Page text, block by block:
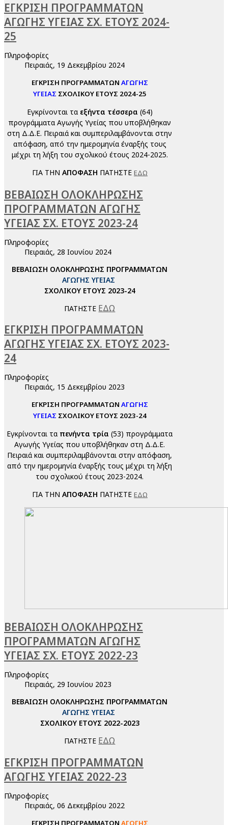
ΕΓΚΡΙΣΗ ΠΡΟΓΡΑΜΜΑΤΩΝ
ΑΓΩΓΗΣ ΥΓΕΙΑΣ ΣΧ. ΕΤΟΥΣ 2024-
25
Πληροφορίες
Πειραιάς, 19 Δεκεμβρίου 2024
ΕΓΚΡΙΣΗ ΠΡΟΓΡΑΜΜΑΤΩΝ ΑΓΩΓΗΣ
ΥΓΕΙΑΣ ΣΧΟΛΙΚΟΥ ΕΤΟΥΣ 2024-25
Εγκρίνονται τα εξήντα τέσσερα (64)
προγράμματα Αγωγής Υγείας που υποβλήθηκαν
στη Δ.Δ.Ε. Πειραιά και συμπεριλαμβάνονται στην
απόφαση, από την ημερομηνία έναρξής τους
μέχρι τη λήξη του σχολικού έτους 2024-2025.
ΓΙΑ ΤΗΝ ΑΠΟΦΑΣΗ ΠΑΤΗΣΤΕ ΕΔΩ
ΒΕΒΑΙΩΣΗ ΟΛΟΚΛΗΡΩΣΗΣ
ΠΡΟΓΡΑΜΜΑΤΩΝ ΑΓΩΓΗΣ
ΥΓΕΙΑΣ ΣΧ. ΕΤΟΥΣ 2023-24
Πληροφορίες
Πειραιάς, 28 Ιουνίου 2024
ΒΕΒΑΙΩΣΗ ΟΛΟΚΛΗΡΩΣΗΣ ΠΡΟΓΡΑΜΜΑΤΩΝ
ΑΓΩΓΗΣ ΥΓΕΙΑΣ
ΣΧΟΛΙΚΟΥ ΕΤΟΥΣ 2023-24
ΠΑΤΗΣΤΕ ΕΔΩ
ΕΓΚΡΙΣΗ ΠΡΟΓΡΑΜΜΑΤΩΝ
ΑΓΩΓΗΣ ΥΓΕΙΑΣ ΣΧ. ΕΤΟΥΣ 2023-
24
Πληροφορίες
Πειραιάς, 15 Δεκεμβρίου 2023
ΕΓΚΡΙΣΗ ΠΡΟΓΡΑΜΜΑΤΩΝ ΑΓΩΓΗΣ
ΥΓΕΙΑΣ ΣΧΟΛΙΚΟΥ ΕΤΟΥΣ 2023-24
Εγκρίνονται τα πενήντα τρία (53) προγράμματα
Αγωγής Υγείας που υποβλήθηκαν στη Δ.Δ.Ε.
Πειραιά και συμπεριλαμβάνονται στην απόφαση,
από την ημερομηνία έναρξής τους μέχρι τη λήξη
του σχολικού έτους 2023-2024.
ΓΙΑ ΤΗΝ ΑΠΟΦΑΣΗ ΠΑΤΗΣΤΕ ΕΔΩ
ΒΕΒΑΙΩΣΗ ΟΛΟΚΛΗΡΩΣΗΣ
ΠΡΟΓΡΑΜΜΑΤΩΝ ΑΓΩΓΗΣ
ΥΓΕΙΑΣ ΣΧ. ΕΤΟΥΣ 2022-23
Πληροφορίες
Πειραιάς, 29 Ιουνίου 2023
ΒΕΒΑΙΩΣΗ ΟΛΟΚΛΗΡΩΣΗΣ ΠΡΟΓΡΑΜΜΑΤΩΝ
ΑΓΩΓΗΣ ΥΓΕΙΑΣ
ΣΧΟΛΙΚΟΥ ΕΤΟΥΣ 2022-2023
ΠΑΤΗΣΤΕ ΕΔΩ
ΕΓΚΡΙΣΗ ΠΡΟΓΡΑΜΜΑΤΩΝ
ΑΓΩΓΗΣ ΥΓΕΙΑΣ 2022-23
Πληροφορίες
Πειραιάς, 06 Δεκεμβρίου 2022
ΕΓΚΡΙΣΗ ΠΡΟΓΡΑΜΜΑΤΩΝ ΑΓΩΓΗΣ